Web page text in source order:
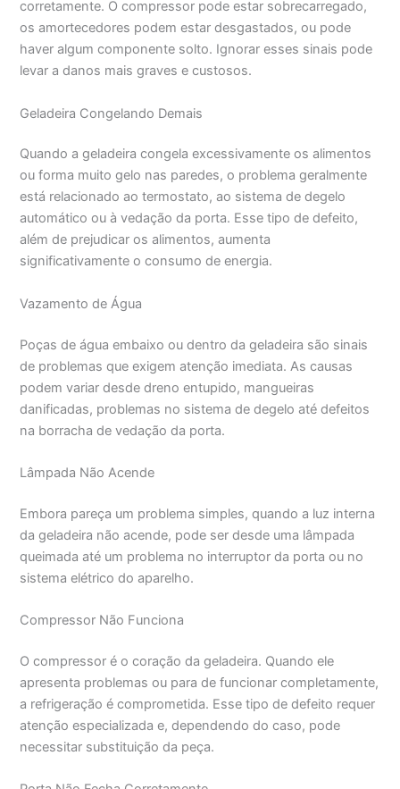
corretamente. O compressor pode estar sobrecarregado,
os amortecedores podem estar desgastados, ou pode
haver algum componente solto. Ignorar esses sinais pode
levar a danos mais graves e custosos.
Geladeira Congelando Demais
Quando a geladeira congela excessivamente os alimentos
ou forma muito gelo nas paredes, o problema geralmente
está relacionado ao termostato, ao sistema de degelo
automático ou à vedação da porta. Esse tipo de defeito,
além de prejudicar os alimentos, aumenta
significativamente o consumo de energia.
Vazamento de Água
Poças de água embaixo ou dentro da geladeira são sinais
de problemas que exigem atenção imediata. As causas
podem variar desde dreno entupido, mangueiras
danificadas, problemas no sistema de degelo até defeitos
na borracha de vedação da porta.
Lâmpada Não Acende
Embora pareça um problema simples, quando a luz interna
da geladeira não acende, pode ser desde uma lâmpada
queimada até um problema no interruptor da porta ou no
sistema elétrico do aparelho.
Compressor Não Funciona
O compressor é o coração da geladeira. Quando ele
apresenta problemas ou para de funcionar completamente,
a refrigeração é comprometida. Esse tipo de defeito requer
atenção especializada e, dependendo do caso, pode
necessitar substituição da peça.